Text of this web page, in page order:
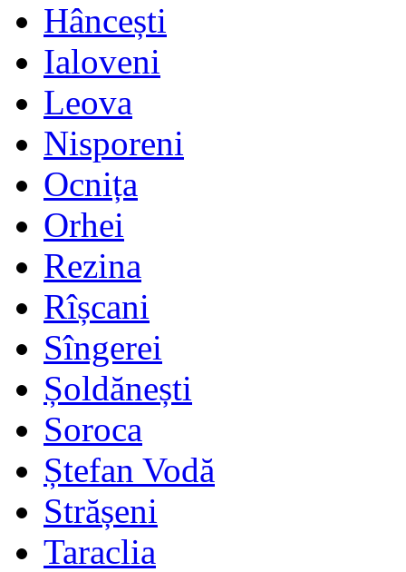
Hâncești
Ialoveni
Leova
Nisporeni
Ocnița
Orhei
Rezina
Rîșcani
Sîngerei
Șoldănești
Soroca
Ștefan Vodă
Strășeni
Taraclia